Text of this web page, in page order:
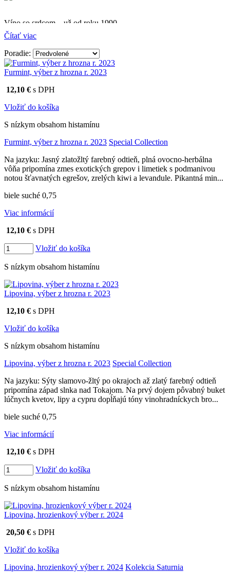
Víno so srdcom – už od roku 1990
Firma Ostrožovič je najstaršou privátnou firmou na
slovenskom Tokaji.
Vyrábame kvalitné odrodové a výberové vína. Ako prví sme
priniesli na slovenský trh sólo spracované vína z tokajských odrôd
Furmint, Lipovina a Muškát žltý reduktívnou technológiou. Hrozno
spracúvame najmodernejšími technológiami, vrátane riadenej
fermentácie.
Čítať viac
Poradie:
Furmint, výber z hrozna r. 2023
12,10 € s DPH
Vložiť do košíka
S nízkym obsahom histamínu
Furmint, výber z hrozna r. 2023 Special Collection
Na jazyku: Jasný zlatožltý farebný odtieň, plná ovocno-herbálna
vôňa pripomína zmes exotických grepov i limetiek s podmanivou
notou šťavnatých egrešov, zrelých kiwi a levandule. Pikantná min...
biele suché 0,75
Viac informácií
12,10 € s DPH
Vložiť do košíka
S nízkym obsahom histamínu
Lipovina, výber z hrozna r. 2023
12,10 € s DPH
Vložiť do košíka
S nízkym obsahom histamínu
Lipovina, výber z hrozna r. 2023 Special Collection
Na jazyku: Sýty slamovo-žltý po okrajoch až zlatý farebný odtieň
pripomína západ slnka nad Tokajom. Na prvý dojem pôvabný buket
lúčnych kvetov, lipy a cypru dopĺňajú tóny vinohradníckych bro...
biele suché 0,75
Viac informácií
12,10 € s DPH
Vložiť do košíka
S nízkym obsahom histamínu
Lipovina, hrozienkový výber r. 2024
20,50 € s DPH
Vložiť do košíka
Lipovina, hrozienkový výber r. 2024 Kolekcia Saturnia